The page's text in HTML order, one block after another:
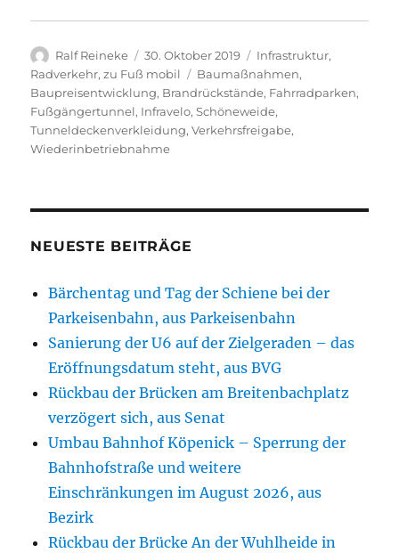
Autor
Ralf Reineke
Veröffentlicht
am
30. Oktober 2019 Kategorien
Infrastruktur,
Radverkehr,zu Fuß mobil Schlagwörter
Baumaßnahmen,
Baupreisentwicklung, Brandrückstände, Fahrradparken,
Fußgängertunnel, Infravelo,Schöneweide,
Tunneldeckenverkleidung,Verkehrsfreigabe,
Wiederinbetriebnahme
NEUESTE BEITRÄGE
Bärchentag und Tag der Schiene bei der
Parkeisenbahn, aus Parkeisenbahn
Sanierung der U6 auf der Zielgeraden – das
Eröffnungsdatum steht, aus BVG
Rückbau der Brücken am Breitenbachplatz
verzögert sich, aus Senat
Umbau Bahnhof Köpenick – Sperrung der
Bahnhofstraße und weitere
Einschränkungen im August 2026, aus
Bezirk
Rückbau der Brücke An der Wuhlheide in